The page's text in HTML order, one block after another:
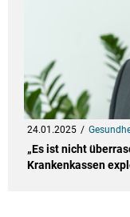
24.01.2025
„Es ist nicht
Krankenkassen